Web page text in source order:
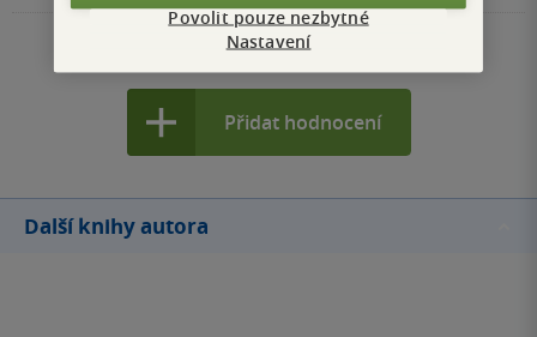
Zobrazit všechna hodnocení
Přidat hodnocení
Další knihy autora
Povolit pouze nezbytné
Nastavení